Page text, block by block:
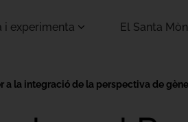
i experimenta El Santa
a la integració de la perspectiva de